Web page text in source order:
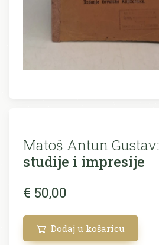
Matoš Antun Gustav:
studije i impresije
€ 50,00
Dodaj u košaricu